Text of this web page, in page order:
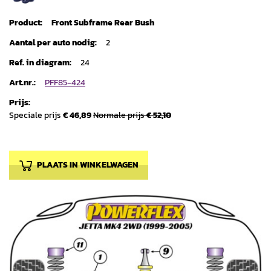
Front Subframe Rear Bush
2
24
PFF85-424
Speciale prijs€ 46,89Normale prijs€ 52,10
PLAATS IN WINKELWAGEN